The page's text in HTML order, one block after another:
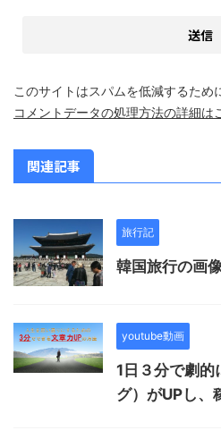
このサイトはスパムを低減するため
コメントデータの処理方法の詳細は
関連記事
旅行記
韓国旅行の画像
youtube動画
1日３分で劇的
グ）がUPし、